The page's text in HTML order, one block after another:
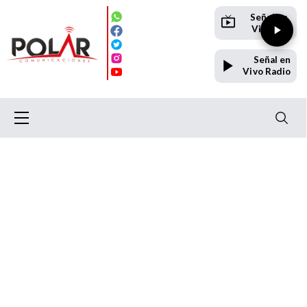
Señal en
Vivo TV
Señal en
Vivo Radio